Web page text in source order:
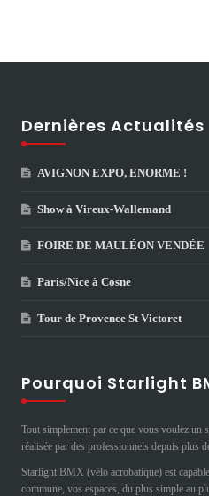
Dernières Actualités
AVIGNON EXPO, ENORME !
Show à Vireux-Wallemand
FOIRE DE MAULÉON VENDÉE
Paris/Nice à Cosne
Tour de Provence St Victoret
Pourquoi Starlight
Tout simplement par ce que vous voulez un
réalisée par des professionnels depuis plus
Starlight BMX (vélo acrobatique) est
commune, vos espaces, du plus simple au